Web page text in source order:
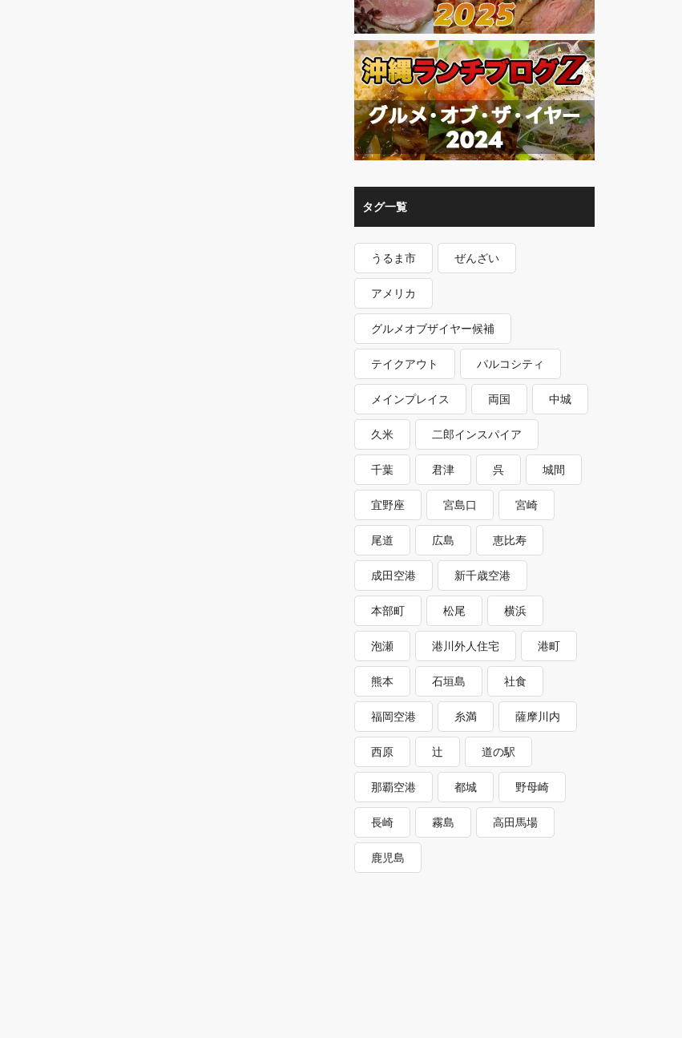
タグ一覧
うるま市 ぜんざい
アメリカ
グルメオブザイヤー候補
テイクアウト パルコシティ
メインプレイス 両国 中城
久米 二郎インスパイア
千葉 君津 呉 城間
宜野座 宮島口 宮崎
尾道 広島 恵比寿
成田空港 新千歳空港
本部町 松尾 横浜
泡瀬 港川外人住宅 港町
熊本 石垣島 社食
福岡空港 糸満 薩摩川内
西原 辻 道の駅
那覇空港 都城 野母崎
長崎 霧島 高田馬場
鹿児島